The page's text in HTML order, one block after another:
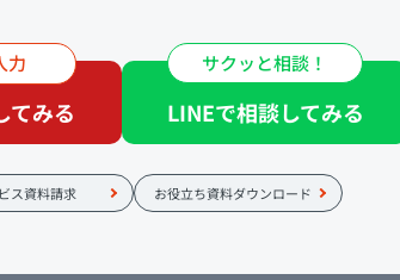
力
てみる
サクッと相談！
LINEで相談してみる
ス資料請求 お役立ち資料ダウンロード